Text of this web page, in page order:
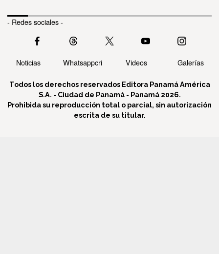
- Redes sociales -
Noticias Whatsappcri Videos Galerías
Todos los derechos reservados Editora Panamá América
S.A. - Ciudad de Panamá - Panamá 2026.
Prohibida su reproducción total o parcial, sin autorización
escrita de su titular.